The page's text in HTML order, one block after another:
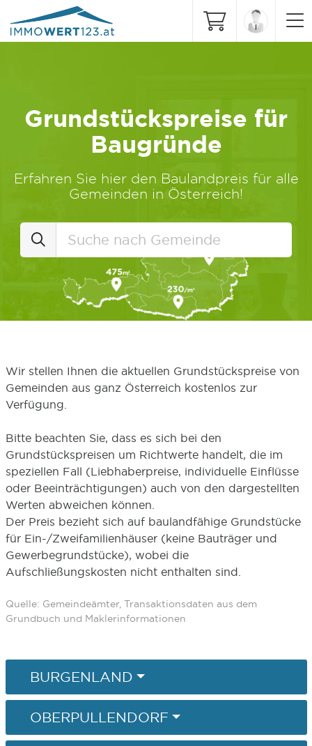
Grundstückspreise für
Baugründe
Erfahren Sie hier den Baulandpreis für alle
Gemeinden in Österreich!
Wir stellen Ihnen die aktuellen Grundstückspreise von
Gemeinden aus ganz Österreich kostenlos zur
Verfügung.
Bitte beachten Sie, dass es sich bei den
Grundstückspreisen um Richtwerte handelt, die im
speziellen Fall (Liebhaberpreise, individuelle Einflüsse
oder Beeinträchtigungen) auch von den dargestellten
Werten abweichen können.
Der Preis bezieht sich auf baulandfähige Grundstücke
für Ein-/Zweifamilienhäuser (keine Bauträger und
Gewerbegrundstücke), wobei die
Aufschließungskosten nicht enthalten sind.
Quelle: Gemeindeämter, Transaktionsdaten aus dem
Grundbuch und Maklerinformationen
BURGENLAND
OBERPULLENDORF